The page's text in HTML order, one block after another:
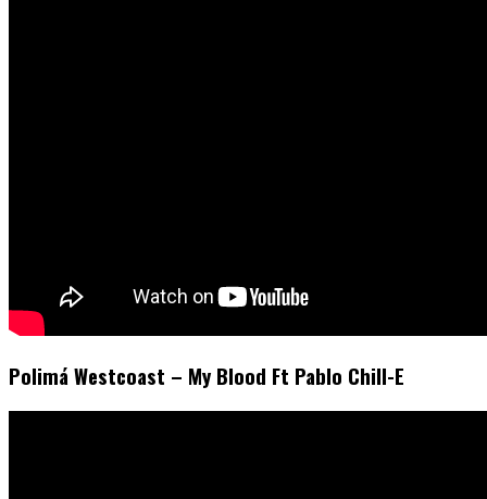
Polimá Westcoast – My Blood Ft Pablo Chill-E